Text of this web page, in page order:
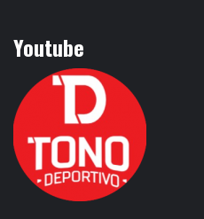
Youtube